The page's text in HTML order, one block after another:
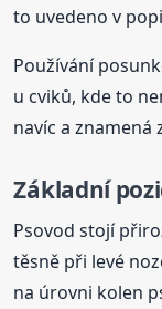
to uvedeno v
Používání
u cviků, kde to
navíc a znamená
Základní
Psovod stojí
těsně při levé
na úrovni kolen